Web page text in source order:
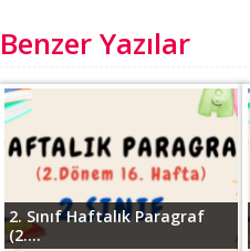
Benzer Yazılar
2. Sınıf Haftalık Paragraf
(2....